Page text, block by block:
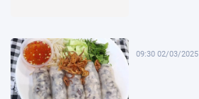
09:30 02/03/2025